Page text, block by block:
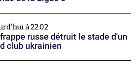
à 22:02
russe détruit le stade d'un
club ukrainien